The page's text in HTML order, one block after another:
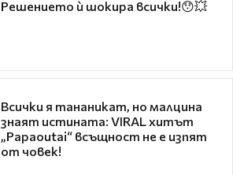
Решението ѝ шокира всички!😯💥
Всички я тананикат, но малцина
знаят истината: VIRAL хитът
„Papaoutai“ всъщност не е изпят
от човек!